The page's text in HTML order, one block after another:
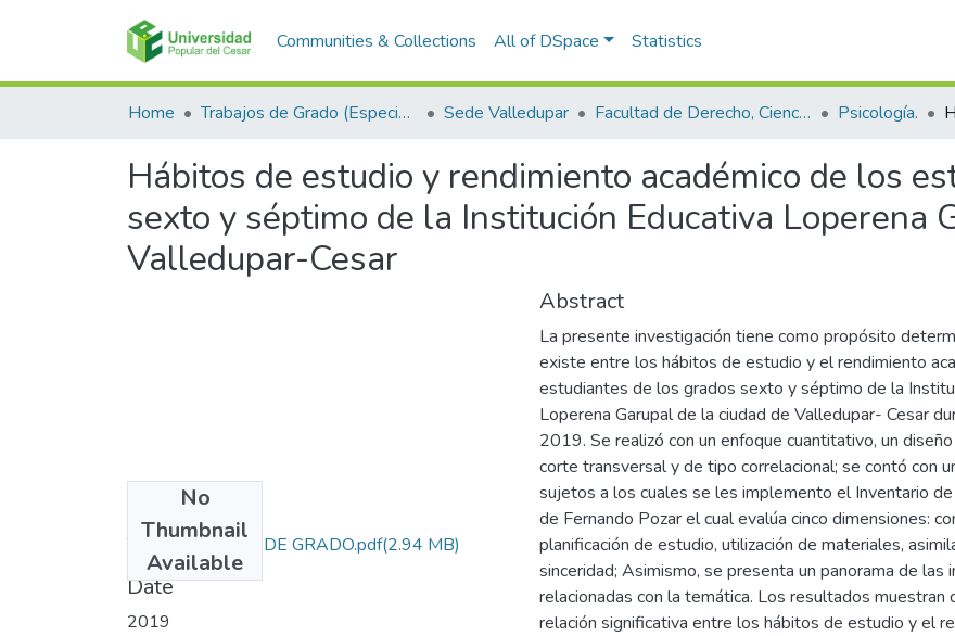
Communities & Collections All of DSpace Statistics
Home Trabajos de Grado (Especializaciones y Pregrados) Sede Valledupar Facultad de Derecho, Ciencias Políticas y Sociales. Psicología.
Hábitos de estudio y rendimiento académico de los
sexto y séptimo de la Institución Educativa Loperena
Valledupar-Cesar
No
Thumbnail
Available
TRABAJO FINAL DE GRADO.pdf(2.94 MB)
Date
2019
Abstract
La presente investigación tiene como propósito
existe entre los hábitos de estudio y el rendimiento
estudiantes de los grados sexto y séptimo de la
Loperena Garupal de la ciudad de Valledupar- Cesar
2019. Se realizó con un enfoque cuantitativo, un
corte transversal y de tipo correlacional; se contó con
sujetos a los cuales se les implemento el Inventario
de Fernando Pozar el cual evalúa cinco dimensiones:
planificación de estudio, utilización de materiales,
sinceridad; Asimismo, se presenta un panorama de las
relacionadas con la temática. Los resultados muestran
relación significativa entre los hábitos de estudio y el